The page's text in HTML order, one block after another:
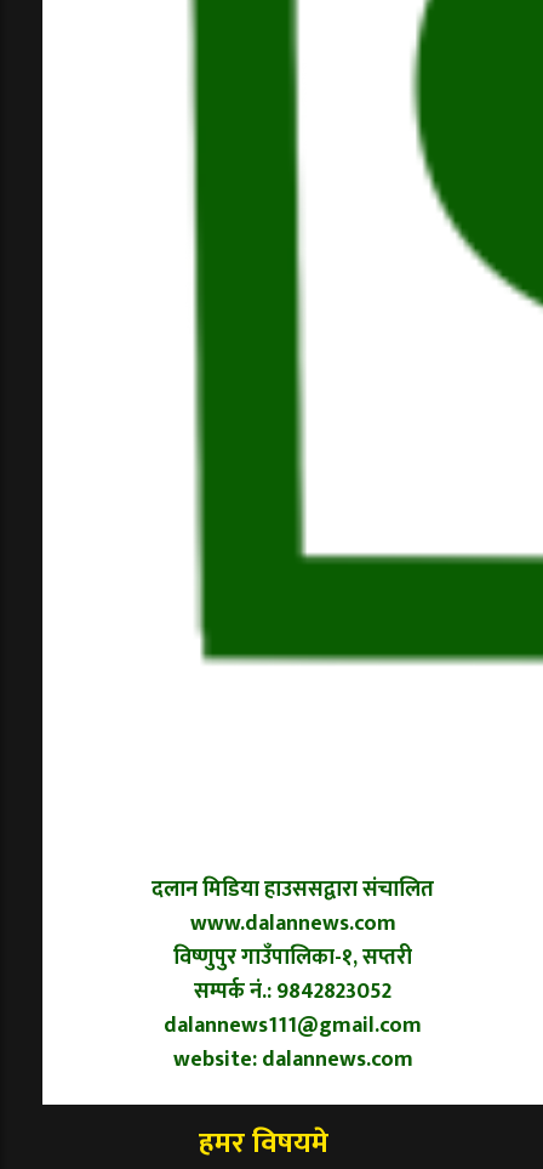
दलान मिडिया हाउससद्वारा संचालित
www.dalannews.com
विष्णुपुर गाउँपालिका-१, सप्तरी
सम्पर्क नं.: 9842823052
dalannews111@gmail.com
website: dalannews.com
हमर विषयमे